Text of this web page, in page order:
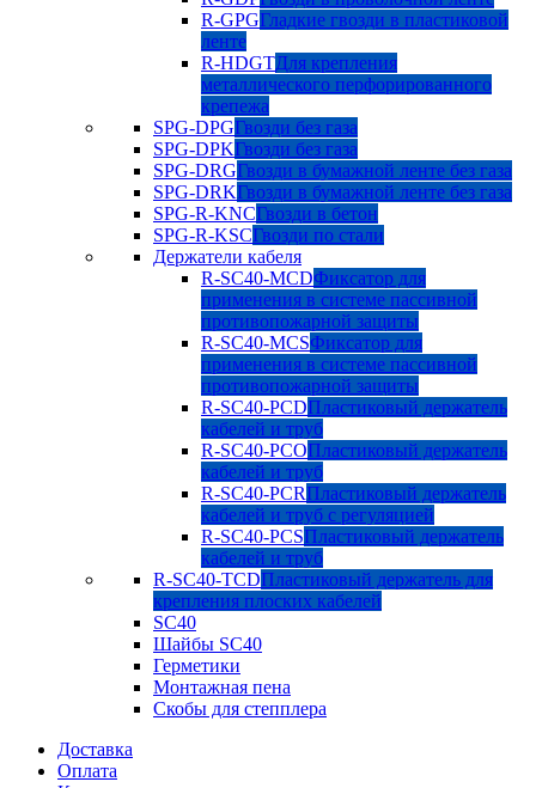
R-GPGГладкие гвозди в пластиковой
ленте
R-HDGTДля крепления
металлического перфорированного
крепежа
SPG-DPGГвозди без газа
SPG-DPKГвозди без газа
SPG-DRGГвозди в бумажной ленте без газа
SPG-DRKГвозди в бумажной ленте без газа
SPG-R-KNCГвозди в бетон
SPG-R-KSCГвозди по стали
Держатели кабеля
R-SC40-MCDФиксатор для
применения в системе пассивной
противопожарной защиты
R-SC40-MCSФиксатор для
применения в системе пассивной
противопожарной защиты
R-SC40-PCDПластиковый держатель
кабелей и труб
R-SC40-PCOПластиковый держатель
кабелей и труб
R-SC40-PCRПластиковый держатель
кабелей и труб с регуляцией
R-SC40-PCSПластиковый держатель
кабелей и труб
R-SC40-TCDПластиковый держатель для
крепления плоских кабелей
SC40
Шайбы SC40
Герметики
Монтажная пена
Скобы для степплера
Доставка
Оплата